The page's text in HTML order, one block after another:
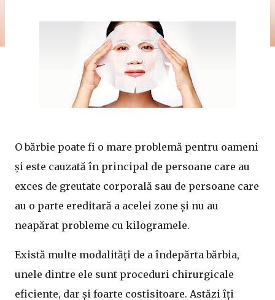
O bărbie poate fi o mare problemă pentru oameni
și este cauzată în principal de persoane care au
exces de greutate corporală sau de persoane care
au o parte ereditară a acelei zone și nu au
neapărat probleme cu kilogramele.
Există multe modalități de a îndepărta bărbia,
unele dintre ele sunt proceduri chirurgicale
eficiente, dar și foarte costisitoare. Astăzi îți